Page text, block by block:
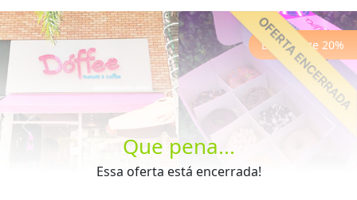
Que pena...
Essa oferta está encerrada!
Economize 20%
Previous